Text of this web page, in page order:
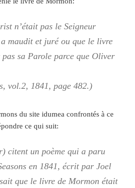
n’était pas le Seigneur
maudit et juré ou que le livre
pas sa Parole parce que Oliver
vol.2, 1841, page 482.)
du site idumea confrontés à ce
ce qui suit:
citent un poème qui a paru
en 1841, écrit par Joel
que le livre de Mormon était